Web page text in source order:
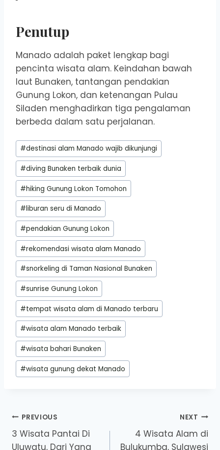
Penutup
Manado adalah paket lengkap bagi
pencinta wisata alam. Keindahan bawah
laut Bunaken, tantangan pendakian
Gunung Lokon, dan ketenangan Pulau
Siladen menghadirkan tiga pengalaman
berbeda dalam satu perjalanan.
Post
Tags:
#destinasi alam Manado wajib dikunjungi
#diving Bunaken terbaik dunia
#hiking Gunung Lokon Tomohon
#liburan seru di Manado
#pendakian Gunung Lokon
#rekomendasi wisata alam Manado
#snorkeling di Taman Nasional Bunaken
#sunrise Gunung Lokon
#tempat wisata alam di Manado terbaru
#wisata alam Manado terbaik
#wisata bahari Bunaken
#wisata gunung dekat Manado
Post
navigation
PREVIOUS
3 Wisata Pantai Di
Uluwatu, Dari Yang
NEXT
4 Wisata Alam di
Bulukumba, Sulawesi